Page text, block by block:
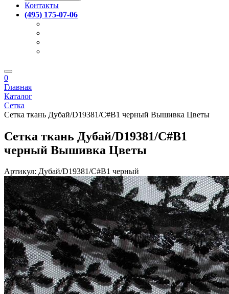
Контакты
(495) 175-07-06
0
Главная
Каталог
Сетка
Сетка ткань Дубай/D19381/C#B1 черный Вышивка Цветы
Сетка ткань Дубай/D19381/C#B1
черный Вышивка Цветы
Артикул: Дубай/D19381/C#B1 черный